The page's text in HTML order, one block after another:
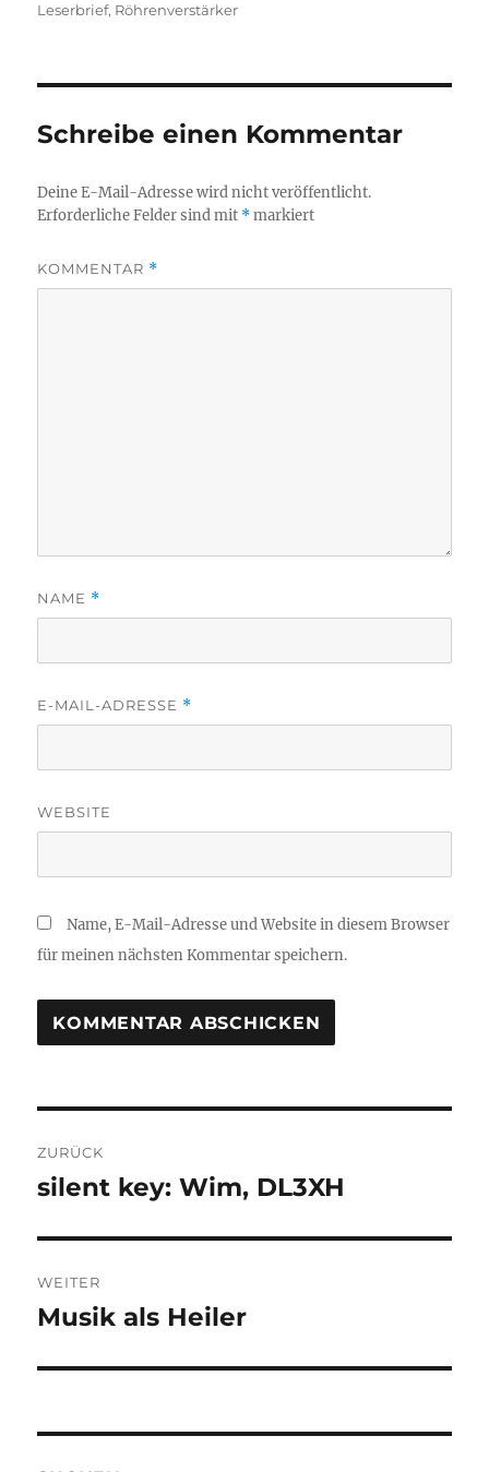
am
Leserbrief, Röhrenverstärker
Schreibe einen Kommentar
Deine E-Mail-Adresse wird nicht veröffentlicht.
Erforderliche Felder sind mit *markiert
KOMMENTAR *
NAME *
E-MAIL-ADRESSE *
WEBSITE
Name, E-Mail-Adresse und Website in diesem Browser
für meinen nächsten Kommentar speichern.
ZURÜCK
Vorheriger
silent key: Wim, DL3XH
WEITER
Nächster
Musik als Heiler